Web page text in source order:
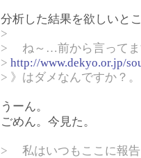
分析した結果を欲しいと
>
> ね～…前から言ってま
> http://www.dekyo.or.jp/
> 》はダメなんですか？。
うーん。
ごめん。今見た。
> 私はいつもここに報告